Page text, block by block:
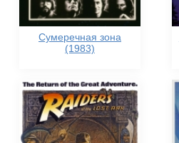
Сумеречная зона
(1983)